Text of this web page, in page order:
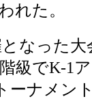
れた。
なった大
級でK-1
ーナメン